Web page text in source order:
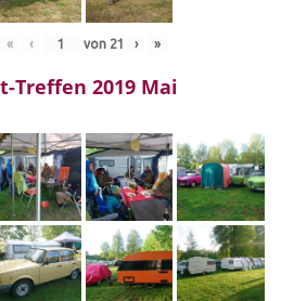
« ‹ von 21 › »
Treffen 2019 Mai